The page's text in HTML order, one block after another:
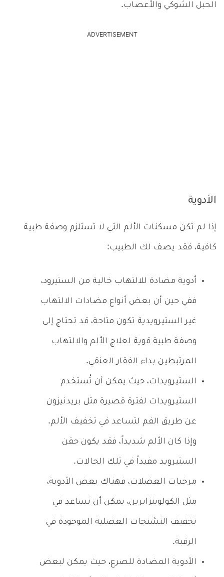
الحبل الشوكي والأعصاب.
ADVERTISEMENT
الأدوية
إذا لم تكن مسكنات الألم التي لا تستلزم وصفة طبية
كافية، فقد يصف لك الطبيب:
أدوية مضادة للالتهاب خالية من الستيرود،
ففي حين أن بعض أنواع مضادات الالتهاب
غير الستيرويدية تكون متاحة، قد تحتاج إلى
وصفة طبية قوية لعلاج الألم والالتهاب
المرتبطين بداء الفقار العنقي.
الستيرويدات، حيث يمكن أن تُستخدم
الستيرويدات لفترة قصيرة مثل بريدنيزون
عن طريق الفم لتساعد في تخفيف الألم.
وإذا كان الألم شديداً، فقد يكون حقن
الستيرويد مفيداً في تلك الحالات.
مرخيات العضلات، فهناك بعض الأدوية،
مثل الكولوبنزابرين، يمكن أن تساعد في
تخفيف التشنجات العضلية الموجودة في
الرقبة.
الأدوية المضادة للصرع، حيث يمكن لبعض